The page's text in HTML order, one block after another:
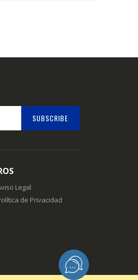
SUBSCRIBE
Legal
de Privacidad